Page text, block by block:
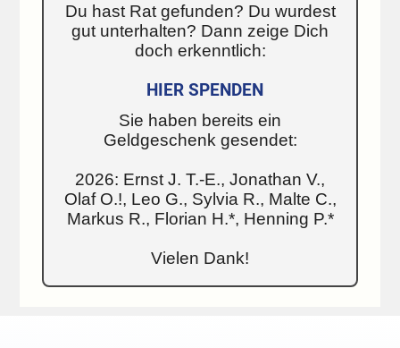
Du hast Rat gefunden? Du wurdest
gut unterhalten? Dann zeige Dich
doch erkenntlich:
HIER SPENDEN
Sie haben bereits ein
Geldgeschenk gesendet:
2026: Ernst J. T.-E., Jonathan V.,
Olaf O.!, Leo G., Sylvia R., Malte C.,
Markus R., Florian H.*, Henning P.*
Vielen Dank!